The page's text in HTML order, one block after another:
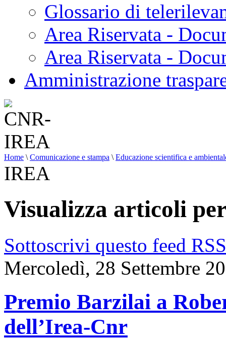
Glossario di
Area Riservata -
Area Riservata -
Amministrazione
Home \ Comunicazione e stampa \ Educazione scientifica e
IREA
Visualizza articoli
Sottoscrivi questo feed RSS
Mercoledì, 28 Settembre
Premio Barzilai a
dell’Irea-Cnr